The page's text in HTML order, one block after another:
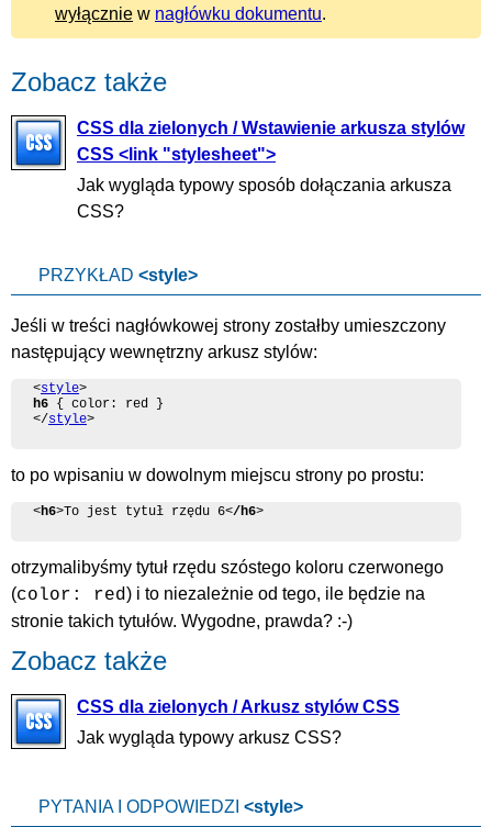
wyłącznie w nagłówku dokumentu.
Zobacz także
CSS dla zielonych / Wstawienie arkusza stylów
CSS <link "stylesheet">
Jak wygląda typowy sposób dołączania arkusza
CSS?
PRZYKŁAD <style>
Jeśli w treści nagłówkowej strony zostałby umieszczony
następujący wewnętrzny arkusz stylów:
<style
h6 { color: red }
</style>
to po wpisaniu w dowolnym miejscu strony po prostu:
<h6>To jest tytuł rzędu 6</h6>
otrzymalibyśmy tytuł rzędu szóstego koloru czerwonego
(color: red) i to niezależnie od tego, ile będzie na
stronie takich tytułów. Wygodne, prawda? :-)
Zobacz także
CSS dla zielonych / Arkusz stylów CSS
Jak wygląda typowy arkusz CSS?
PYTANIA I ODPOWIEDZI <style>